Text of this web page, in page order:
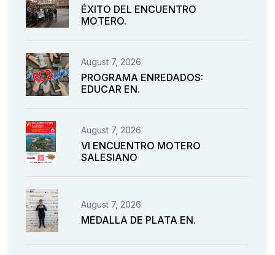
ÉXITO DEL ENCUENTRO
MOTERO.
August 7, 2026
PROGRAMA ENREDADOS:
EDUCAR EN.
August 7, 2026
VI ENCUENTRO MOTERO
SALESIANO
August 7, 2026
MEDALLA DE PLATA EN.